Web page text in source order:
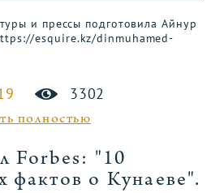
и прессы подготовила Айнур
esquire.kz/dinmuhamed-
3302
полностью
Forbes: "10
фактов о Кунаеве".